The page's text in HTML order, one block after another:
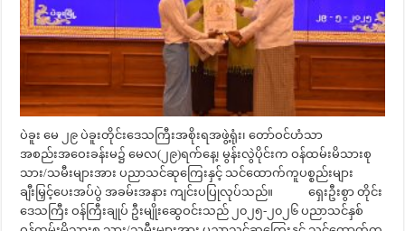
ပဲခူး မေ ၂၉ ပဲခူးတိုင်းဒေသကြီးအစိုးရအဖွဲ့ရုံး၊ တော်ဝင်ဟံသာ
အစည်းအဝေးခန်းမ၌ မေလ(၂၉)ရက်နေ့၊ မွန်းလွဲပိုင်းက ဝန်ထမ်းမိသားစု
သား/သမီးများအား ပညာသင်ဆုကြေးနှင့် သင်ထောက်ကူပစ္စည်းများ
ချီးမြှင့်ပေးအပ်ပွဲ အခမ်းအနား ကျင်းပပြုလုပ်သည်။ ရှေးဦးစွာ တိုင်း
ဒေသကြီး ဝန်ကြီးချုပ် ဦးမျိုးဆွေဝင်းသည် ၂၀၂၅-၂၀၂၆ ပညာသင်နှစ်